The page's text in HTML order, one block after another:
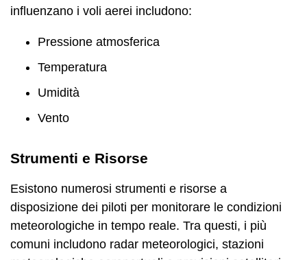
influenzano i voli aerei includono:
Pressione atmosferica
Temperatura
Umidità
Vento
Strumenti e Risorse
Esistono numerosi strumenti e risorse a
disposizione dei piloti per monitorare le condizioni
meteorologiche in tempo reale. Tra questi, i più
comuni includono radar meteorologici, stazioni